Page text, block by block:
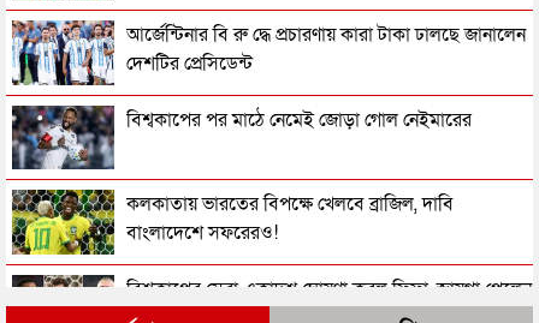
আর্জেন্টিনার বি রু দ্ধে প্রচারণায় কারা টাকা ঢালছে জানালেন
দেশটির প্রেসিডেন্ট
বিশ্বকাপের পর মাঠে নেমেই জোড়া গোল নেইমারের
কলকাতায় ভারতের বিপক্ষে খেলবে ব্রাজিল, দাবি
বাংলাদেশে সফরেরও!
বিশ্বকাপের সেরা একাদশ ঘোষণা করল ফিফা, জায়গা পেলেন